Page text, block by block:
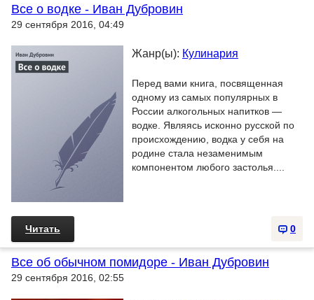
Все о водке - Иван Дубровин
29 сентября 2016, 04:49
Жанр(ы): Кулинария
Перед вами книга, посвященная
одному из самых популярных в
России алкогольных напитков —
водке. Являясь исконно русской по
происхождению, водка у себя на
родине стала незаменимым
компонентом любого застолья....
0
Читать
Все об обычном помидоре - Иван Дубровин
29 сентября 2016, 02:55